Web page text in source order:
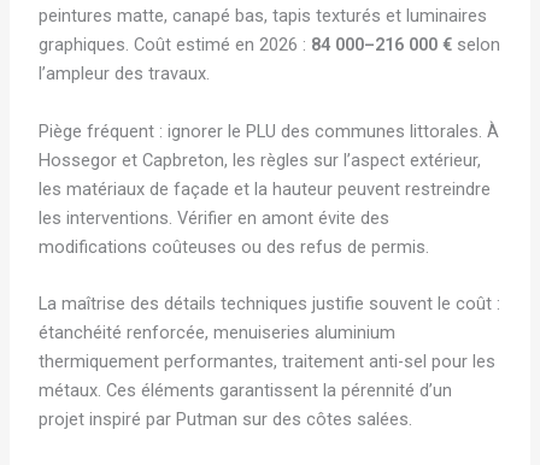
peintures matte, canapé bas, tapis texturés et luminaires
graphiques. Coût estimé en 2026 : 84 000–216 000 €selon
l’ampleur des travaux.
Piège fréquent : ignorer le PLU des communes littorales. À
Hossegor et Capbreton, les règles sur l’aspect extérieur,
les matériaux de façade et la hauteur peuvent restreindre
les interventions. Vérifier en amont évite des
modifications coûteuses ou des refus de permis.
La maîtrise des détails techniques justifie souvent le coût :
étanchéité renforcée, menuiseries aluminium
thermiquement performantes, traitement anti-sel pour les
métaux. Ces éléments garantissent la pérennité d’un
projet inspiré par Putman sur des côtes salées.